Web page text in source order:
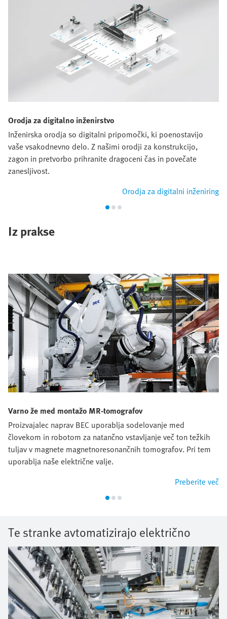
Orodja za digitalno inženirstvo
Inženirska orodja so digitalni pripomočki, ki poenostavijo
vaše vsakodnevno delo. Z našimi orodji za konstrukcijo,
zagon in pretvorbo prihranite dragoceni čas in povečate
zanesljivost.
Orodja za digitalni inženiring
Iz prakse
Varno že med montažo MR-tomografov
Proizvajalec naprav BEC uporablja sodelovanje med
človekom in robotom za natančno vstavljanje več ton težkih
tuljav v magnete magnetnoresonančnih tomografov. Pri tem
uporablja naše električne valje.
Preberite več
Te stranke avtomatizirajo električno